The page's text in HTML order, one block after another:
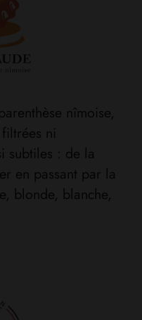
nîmoise,
ni
subtiles : de la
en passant par la
blonde, blanche,